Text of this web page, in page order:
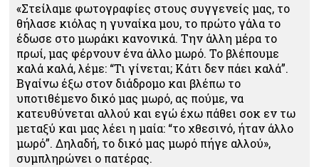
«Στείλαμε φωτογραφίες στους συγγενείς μας, το
θήλασε κιόλας η γυναίκα μου, το πρώτο γάλα το
έδωσε στο μωράκι κανονικά. Την άλλη μέρα το
πρωί, μας φέρνουν ένα άλλο μωρό. Το βλέπουμε
καλά καλά, λέμε: “Τι γίνεται; Κάτι δεν πάει καλά”.
Βγαίνω έξω στον διάδρομο και βλέπω το
υποτιθέμενο δικό μας μωρό, ας πούμε, να
κατευθύνεται αλλού και εγώ έχω πάθει σοκ εν τω
μεταξύ και μας λέει η μαία: “το χθεσινό, ήταν άλλο
μωρό”. Δηλαδή, το δικό μας μωρό πήγε αλλού»,
συμπληρώνει ο πατέρας.